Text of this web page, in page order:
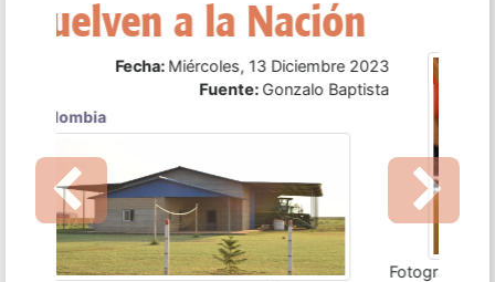
Fecha:Viernes, 08 Diciembre 2023
Fuente:
Fotografía: Medios publicos - Uruguay Río de
Next